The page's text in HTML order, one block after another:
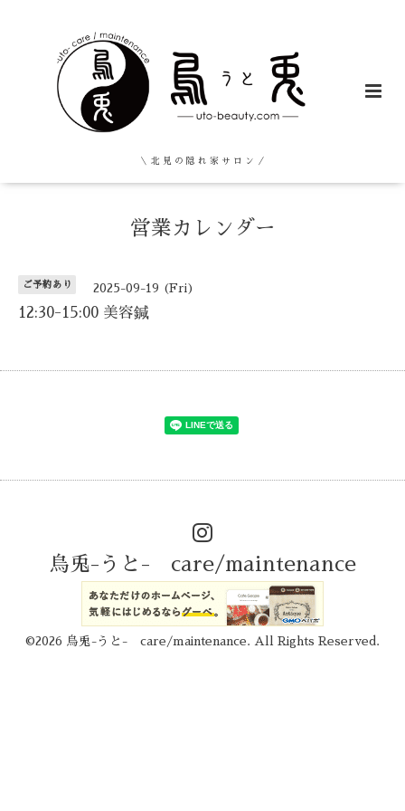
＼ 北 見 の 隠 れ 家 サ ロ ン ／
営業カレンダー
ご予約あり 2025-09-19 (Fri)
12:30-15:00 美容鍼
烏兎-うと- care/maintenance
©2026 烏兎-うと- care/maintenance . All Rights Reserved.